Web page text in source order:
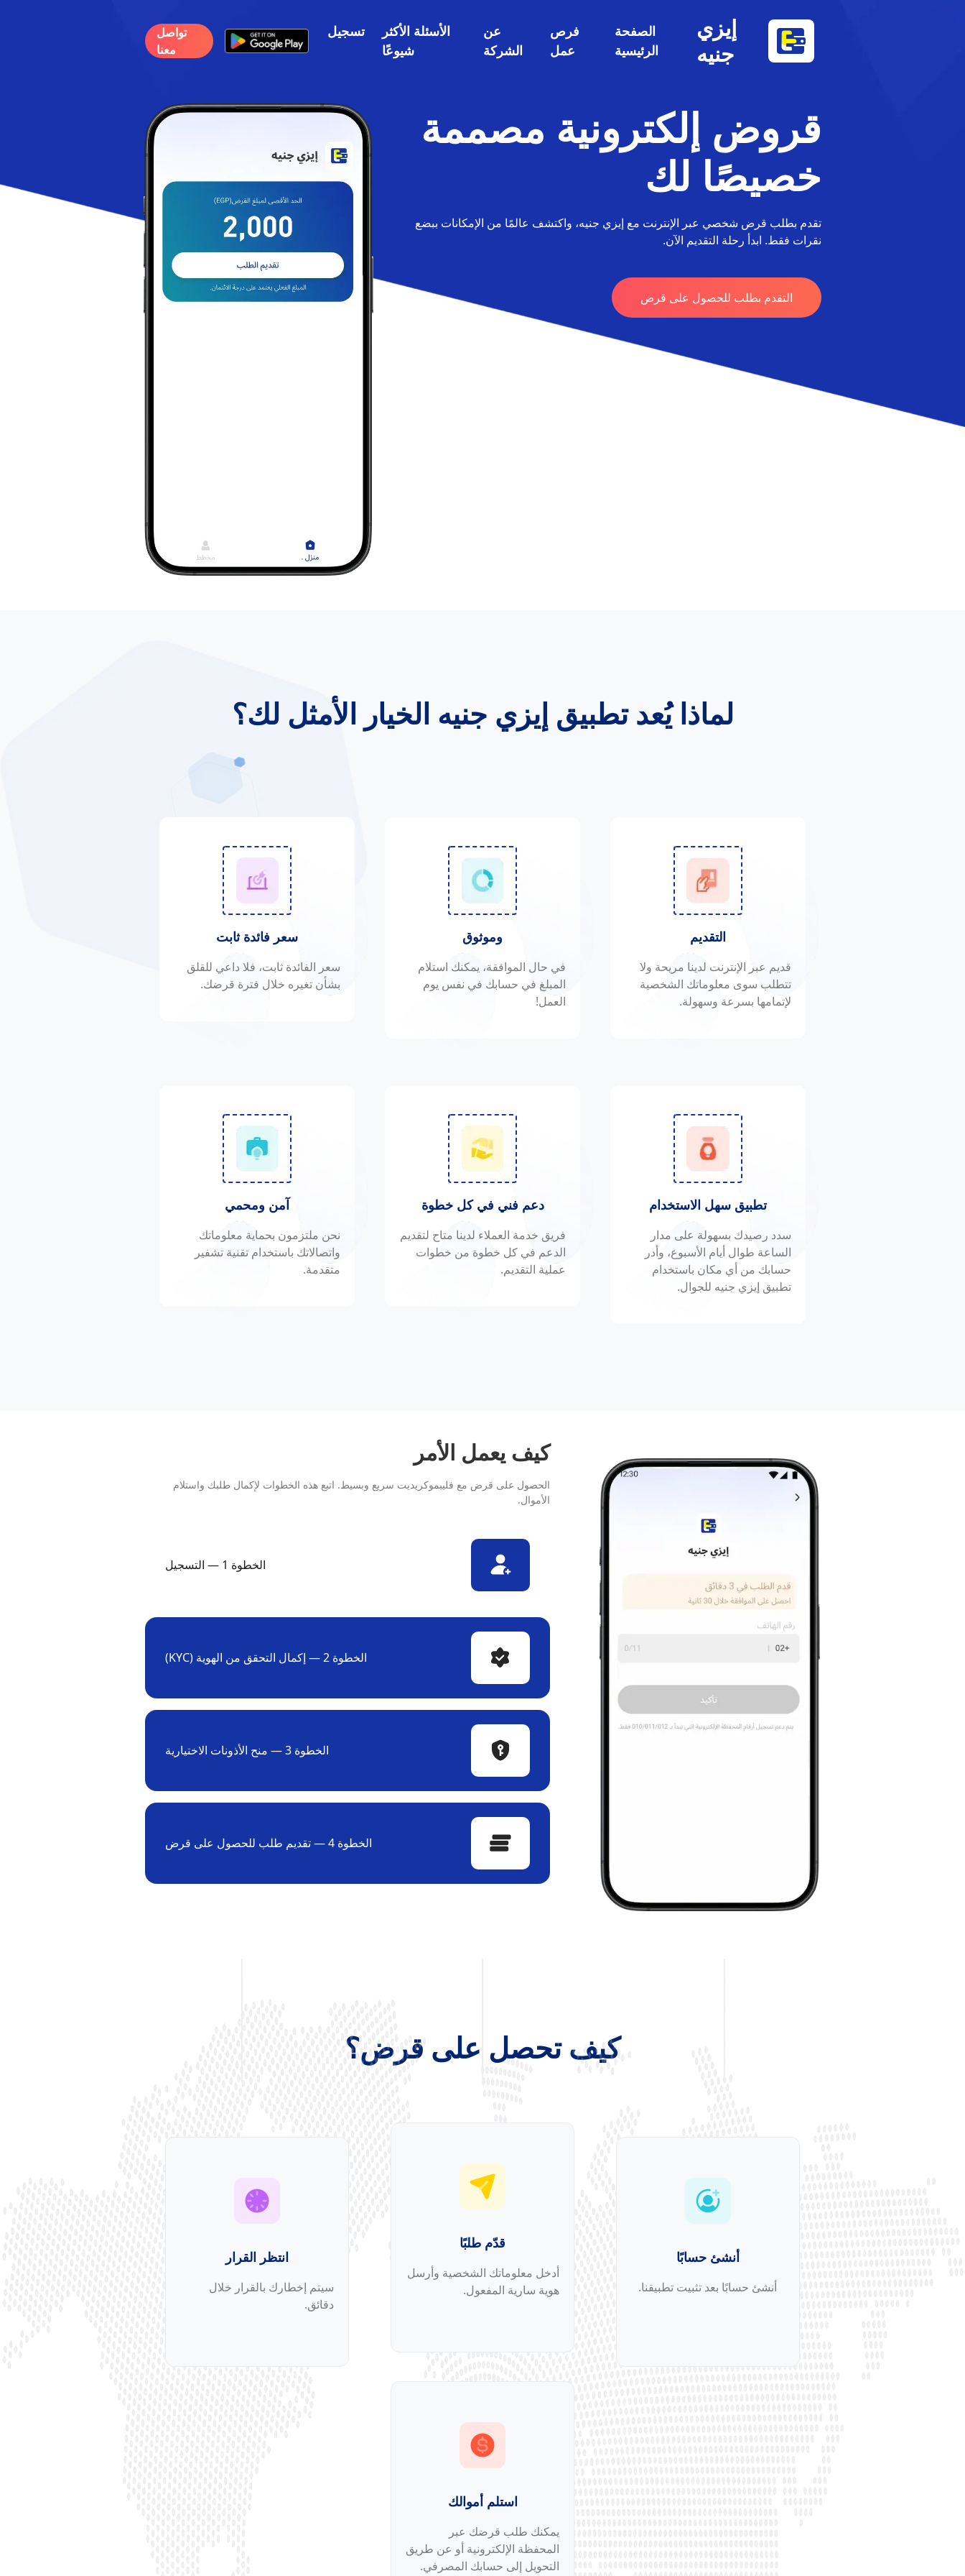
إيزي
جنيه
الصفحة
الرئيسية
فرص
عمل
عن
الشركة
الأسئلة الأكثر
شيوعًا
تسجيل
تواصل
معنا
قروض إلكترونية مصممة
خصيصًا لك
تقدم بطلب قرض شخصي عبر الإنترنت مع إيزي جنيه، واكتشف عالمًا من الإمكانات ببضع
نقرات فقط. ابدأ رحلة التقديم الآن.
التقدم بطلب للحصول على قرض
لماذا يُعد تطبيق إيزي جنيه الخيار الأمثل لك؟
التقديم
قديم عبر الإنترنت لدينا مريحة ولا
تتطلب سوى معلوماتك الشخصية
لإتمامها بسرعة وسهولة.
وموثوق
في حال الموافقة، يمكنك استلام
المبلغ في حسابك في نفس يوم
العمل!
سعر فائدة ثابت
سعر الفائدة ثابت، فلا داعي للقلق
بشأن تغيره خلال فترة قرضك.
تطبيق سهل الاستخدام
سدد رصيدك بسهولة على مدار
الساعة طوال أيام الأسبوع، وأدر
حسابك من أي مكان باستخدام
تطبيق إيزي جنيه للجوال.
دعم فني في كل خطوة
فريق خدمة العملاء لدينا متاح لتقديم
الدعم في كل خطوة من خطوات
عملية التقديم.
آمن ومحمي
نحن ملتزمون بحماية معلوماتك
واتصالاتك باستخدام تقنية تشفير
متقدمة.
كيف يعمل الأمر
الحصول على قرض مع فليبموكريديت سريع وبسيط. اتبع هذه الخطوات لإكمال طلبك واستلام
الأموال.
الخطوة 1 — التسجيل
الخطوة 2 — إكمال التحقق من الهوية (KYC)
الخطوة 3 — منح الأذونات الاختيارية
الخطوة 4 — تقديم طلب للحصول على قرض
كيف تحصل على قرض؟
أنشئ حسابًا
أنشئ حسابًا بعد تثبيت تطبيقنا.
قدّم طلبًا
أدخل معلوماتك الشخصية وأرسل
هوية سارية المفعول.
انتظر القرار
سيتم إخطارك بالقرار خلال
دقائق.
استلم أموالك
يمكنك طلب قرضك عبر
المحفظة الإلكترونية أو عن طريق
التحويل إلى حسابك المصرفي.